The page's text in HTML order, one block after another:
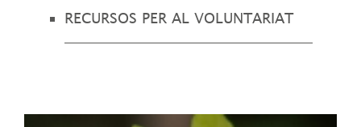
RECURSOS PER AL VOLUNTARIAT